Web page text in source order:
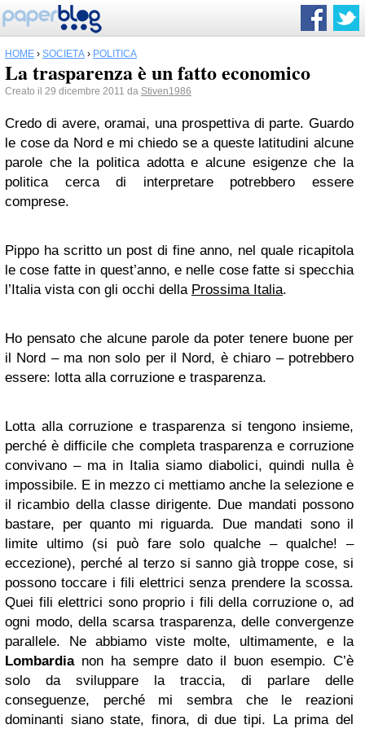
HOME › SOCIETÀ › POLITICA
La trasparenza è un fatto economico
Creato il 29 dicembre 2011 da Stiven1986
Credo di avere, oramai, una prospettiva di parte. Guardo
le cose da Nord e mi chiedo se a queste latitudini alcune
parole che la politica adotta e alcune esigenze che la
politica cerca di interpretare potrebbero essere
comprese.
Pippo ha scritto un post di fine anno, nel quale ricapitola
le cose fatte in quest’anno, e nelle cose fatte si specchia
l’Italia vista con gli occhi della Prossima Italia.
Ho pensato che alcune parole da poter tenere buone per
il Nord – ma non solo per il Nord, è chiaro – potrebbero
essere: lotta alla corruzione e trasparenza.
Lotta alla corruzione e trasparenza si tengono insieme,
perché è difficile che completa trasparenza e corruzione
convivano – ma in Italia siamo diabolici, quindi nulla è
impossibile. E in mezzo ci mettiamo anche la selezione e
il ricambio della classe dirigente. Due mandati possono
bastare, per quanto mi riguarda. Due mandati sono il
limite ultimo (si può fare solo qualche – qualche! –
eccezione), perché al terzo si sanno già troppe cose, si
possono toccare i fili elettrici senza prendere la scossa.
Quei fili elettrici sono proprio i fili della corruzione o, ad
ogni modo, della scarsa trasparenza, delle convergenze
parallele. Ne abbiamo viste molte, ultimamente, e la
Lombardianon ha sempre dato il buon esempio. C’è
solo da sviluppare la traccia, di parlare delle
conseguenze, perché mi sembra che le reazioni
dominanti siano state, finora, di due tipi. La prima del